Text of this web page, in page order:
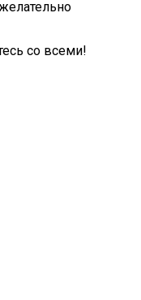
со всеми!